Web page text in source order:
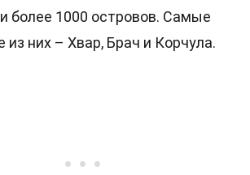
более 1000 островов. Самые
из них – Хвар, Брач и Корчула.